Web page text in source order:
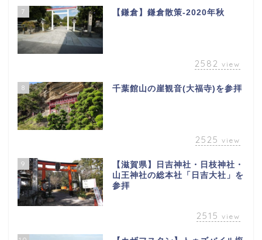
7 【鎌倉】鎌倉散策-2020年秋
2582 view
8 千葉館山の崖観音(大福寺)を参拝
2525 view
9
【滋賀県】日吉神社・日枝神社・
山王神社の総本社「日吉大社」を
参拝
2515 view